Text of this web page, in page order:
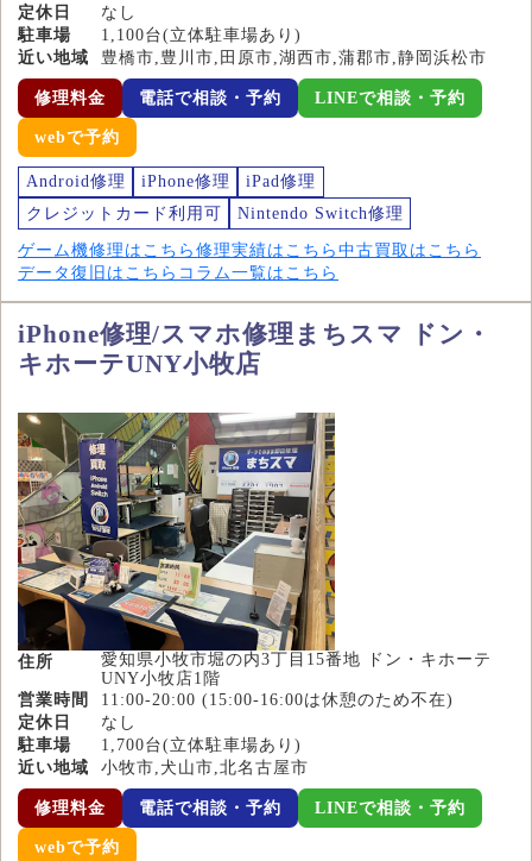
定休日
なし
駐車場
1,100台(立体駐車場あり)
近い地域
豊橋市,豊川市,田原市,湖西市,蒲郡市,静岡浜松市
修理料金 電話で相談・予約 LINEで相談・予約
webで予約
Android修理 iPhone修理
iPad修理
クレジットカード利用可
Nintendo Switch修理
ゲーム機修理はこちら 修理実績はこちら 中古買取はこちら
データ復旧はこちら コラム一覧はこちら
iPhone修理/スマホ修理まちスマ ドン・
キホーテUNY小牧店
住所
愛知県小牧市堀の内3丁目15番地 ドン・キホーテ
UNY小牧店1階
営業時間
11:00-20:00 (15:00-16:00は休憩のため不在)
定休日
なし
駐車場
1,700台(立体駐車場あり)
近い地域
小牧市,犬山市,北名古屋市
修理料金 電話で相談・予約 LINEで相談・予約
webで予約